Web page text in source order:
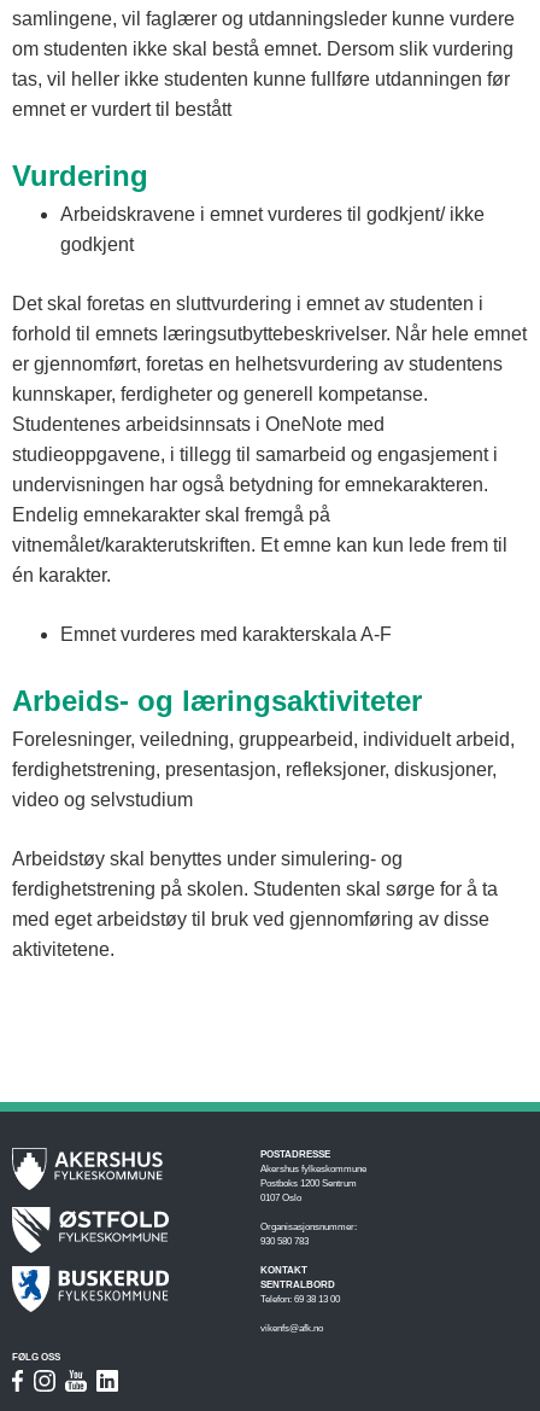
samlingene, vil faglærer og utdanningsleder kunne vurdere
om studenten ikke skal bestå emnet. Dersom slik vurdering
tas, vil heller ikke studenten kunne fullføre utdanningen før
emnet er vurdert til bestått
Vurdering
Arbeidskravene i emnet vurderes til godkjent/ ikke
godkjent
Det skal foretas en sluttvurdering i emnet av studenten i
forhold til emnets læringsutbyttebeskrivelser. Når hele emnet
er gjennomført, foretas en helhetsvurdering av studentens
kunnskaper, ferdigheter og generell kompetanse.
Studentenes arbeidsinnsats i OneNote med
studieoppgavene, i tillegg til samarbeid og engasjement i
undervisningen har også betydning for emnekarakteren.
Endelig emnekarakter skal fremgå på
vitnemålet/karakterutskriften. Et emne kan kun lede frem til
én karakter.
Emnet vurderes med karakterskala A-F
Arbeids- og læringsaktiviteter
Forelesninger, veiledning, gruppearbeid, individuelt arbeid,
ferdighetstrening, presentasjon, refleksjoner, diskusjoner,
video og selvstudium
Arbeidstøy skal benyttes under simulering- og
ferdighetstrening på skolen. Studenten skal sørge for å ta
med eget arbeidstøy til bruk ved gjennomføring av disse
aktivitetene.
POSTADRESSE
Akershus fylkeskommune
Postboks 1200 Sentrum
0107 Oslo
Organisasjonsnummer:
930 580 783
KONTAKT
SENTRALBORD
Telefon: 69 38 13 00
vikenfs@afk.no
FØLG OSS